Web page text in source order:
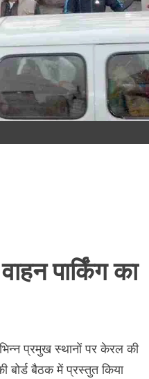
पार्किंग का
प्रमुख स्थानों पर केरल की
बोर्ड बैठक में प्रस्तुत किया